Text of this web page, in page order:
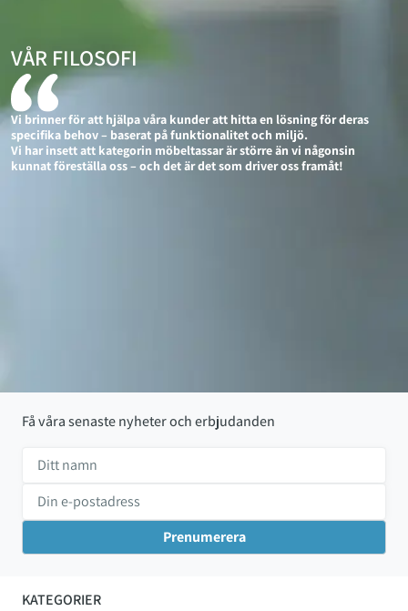
VÅR FILOSOFI
Vi brinner för att hjälpa våra kunder att hitta en lösning för deras
specifika behov – baserat på funktionalitet och miljö.
Vi har insett att kategorin möbeltassar är större än vi någonsin
kunnat föreställa oss – och det är det som driver oss framåt!
KATEGORIER
Få våra senaste nyheter och erbjudanden